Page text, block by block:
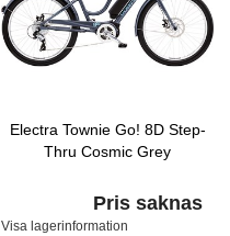
Electra Townie Go! 8D Step-
Thru Cosmic Grey
Pris saknas
Visa lagerinformation